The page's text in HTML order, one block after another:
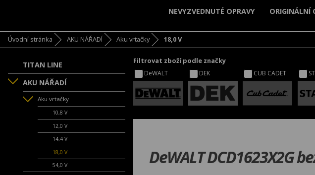
NEVYZVEDNUTÉ OPRAVY ORIGINÁLNÍ
Úvodní stránka AKU NÁŘADÍ Aku vrtačky 18,0 V
TITAN LINE
AKU NÁŘADÍ
Aku vrtačky
10,8 V
12,0 V
14,4 V
18,0 V
54,0 V
Filtrovat zboží podle značky
DeWALT DEK CUB CADET
DeWALT DCD1623X2G